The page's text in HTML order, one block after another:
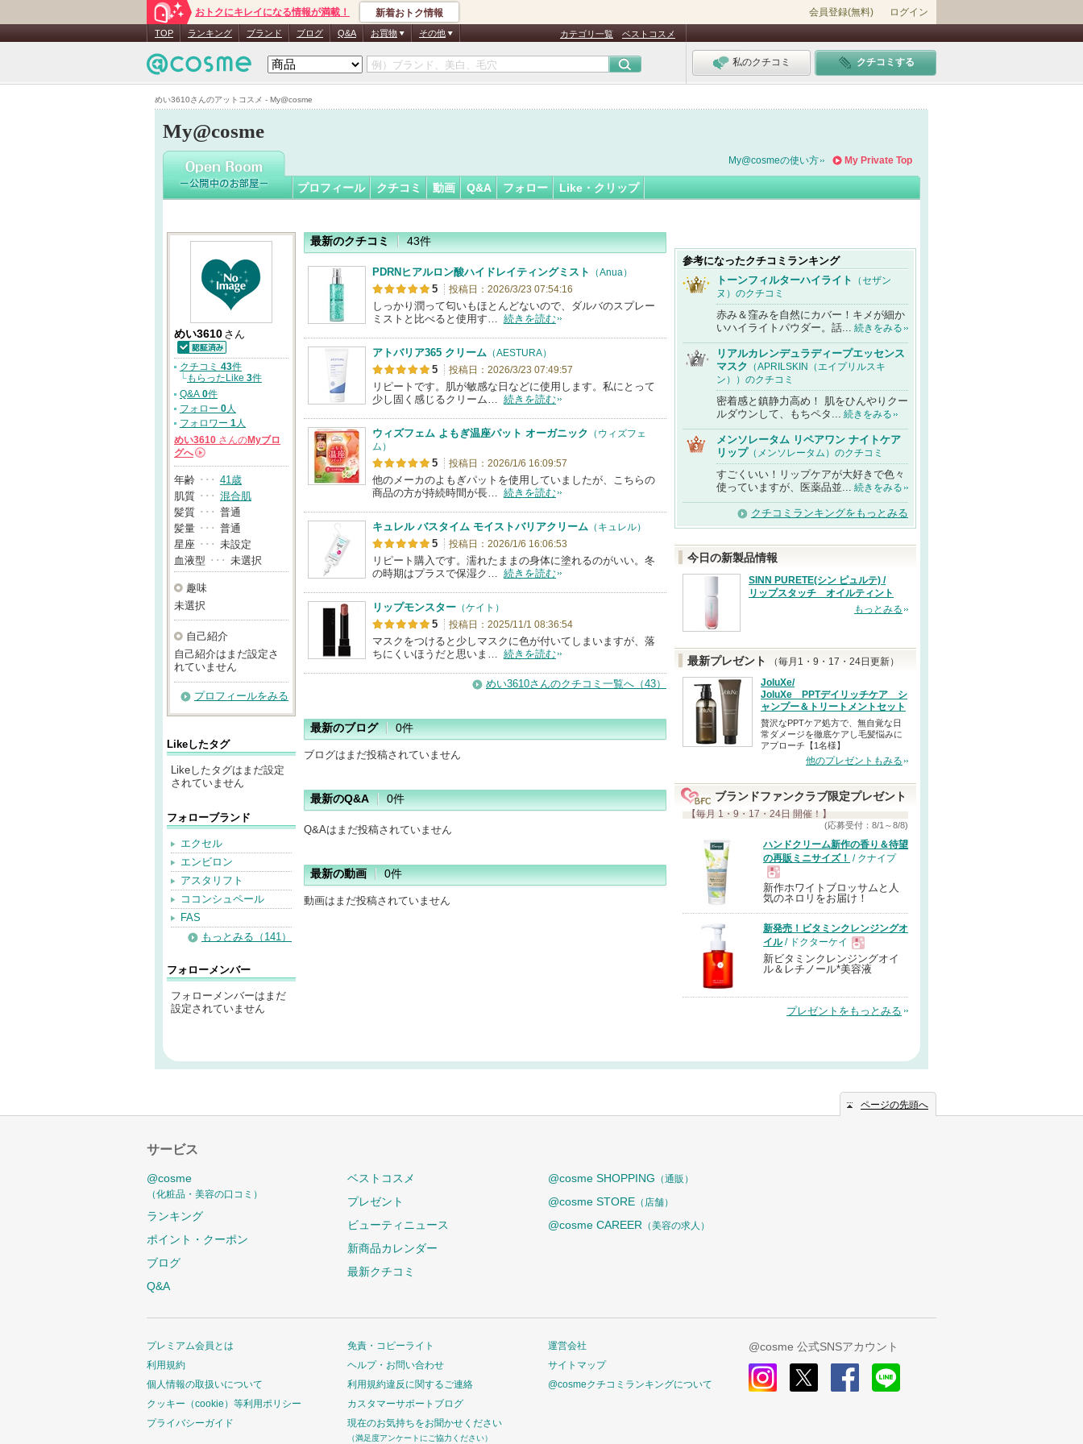
めい3610さんのアットコスメ - My@cosme
おトクにキレイになる情報が満載！ 新着おトク情報 会員登録(無料) ログイン
TOP ランキング ブランド ブログ Q&A お買物 その他 カテゴリ一覧 ベストコスメ
私のクチコミ クチコミする
My@cosme
めい3610さん
認
証
My Private Top
My@cosmeの使い方
プロフィール クチコミ 動画 Q&A フォロー Like・クリップ
めい3610 さん
認証済
クチコミ 43件
└もらったLike 3件
Q&A 0件
フォロー 0人
フォロワー 1人
めい3610 さんのMyブロ
グへ
→
年齢 ･･･ 41歳
肌質 ･･･ 混合肌
髪質 ･･･ 普通
髪量 ･･･ 普通
星座 ･･･ 未設定
血液型 ･･･ 未選択
趣味
未選択
自己紹介
自己紹介はまだ設定さ
れていません
プロフィールをみる
Likeしたタグ
Likeしたタグはまだ設定
されていません
フォローブランド
エクセル
エンビロン
アスタリフト
ココンシュペール
FAS
もっとみる（141）
フォローメンバー
フォローメンバーはまだ
設定されていません
最新のクチコミ 43件
PDRNヒアルロン酸ハイドレイティングミスト （Anua）
5 投稿日：2026/3/23 07:54:16
しっかり潤って匂いもほとんどないので、ダルバのスプレー
ミストと比べると使用す… 続きを読む
アトバリア365 クリーム （AESTURA）
5 投稿日：2026/3/23 07:49:57
リピートです。肌が敏感な日などに使用します。私にとって
少し固く感じるクリーム… 続きを読む
ウィズフェム よもぎ温座パット オーガニック （ウィズフェ
ム）
5 投稿日：2026/1/6 16:09:57
他のメーカのよもぎパットを使用していましたが、こちらの
商品の方が持続時間が長… 続きを読む
キュレル バスタイム モイストバリアクリーム （キュレル）
5 投稿日：2026/1/6 16:06:53
リピート購入です。濡れたままの身体に塗れるのがいい。冬
の時期はプラスで保湿ク… 続きを読む
リップモンスター （ケイト）
5 投稿日：2025/11/1 08:36:54
マスクをつけると少しマスクに色が付いてしまいますが、落
ちにくいほうだと思いま… 続きを読む
めい3610さんのクチコミ一覧へ（43）
最新のブログ 0件
ブログはまだ投稿されていません
最新のQ&A 0件
Q&Aはまだ投稿されていません
最新の動画 0件
動画はまだ投稿されていません
参考になったクチコミランキング
トーンフィルターハイライト
（セザン
ヌ）のクチコミ
赤み＆窪みを自然にカバー！キメが細か
いハイライトパウダー。話... 続きをみる
リアルカレンデュラディープエッセンス
マスク （APRILSKIN（エイプリルスキ
ン））のクチコミ
密着感と鎮静力高め！ 肌をひんやりクー
ルダウンして、もちペタ... 続きをみる
メンソレータム リペアワン ナイトケア
リップ（メンソレータム）のクチコミ
すごくいい！リップケアが大好きで色々
使っていますが、医薬品並... 続きをみる
クチコミランキングをもっとみる
今日の新製品情報
SINN PURETE(シン ピュルテ) /
リップスタッチ オイルティント
もっとみる
最新プレゼント
（毎月1・9・17・24日更新）
JoluXe/
JoluXe PPTデイリッチケア シ
ャンプー＆トリートメントセット
贅沢なPPTケア処方で、無自覚な日
常ダメージを徹底ケアし毛髪悩みに
アプローチ【1名様】
他のプレゼントもみる
ブランドファンクラブ限定プレゼント
【毎月 1・9・17・24日 開催！】
(応募受付：8/1～8/8)
ハンドクリーム新作の香り＆待望
の再販ミニサイズ！
/ クナイプ
現
品
新作ホワイトブロッサムと人
気のネロリをお届け！
新発売！ビタミンクレンジングオ
イル/ ドクターケイ
現
品
新ビタミンクレンジングオイ
ル＆レチノール*美容液
プレゼントをもっとみる
ページの先頭へ
サービス
@cosme
（化粧品・美容の口コミ）
ランキング
ポイント・クーポン
ブログ
Q&A
ベストコスメ
プレゼント
ビューティニュース
新商品カレンダー
最新クチコミ
@cosme SHOPPING （通販）
@cosme STORE （店舗）
@cosme CAREER （美容の求人）
プレミアム会員とは
利用規約
個人情報の取扱いについて
クッキー（cookie）等利用ポリシー
プライバシーガイド
免責・コピーライト
ヘルプ・お問い合わせ
利用規約違反に関するご連絡
カスタマーサポートブログ
現在のお気持ちをお聞かせください
（満足度アンケートにご協力ください）
運営会社
サイトマップ
@cosmeクチコミランキングについて
@cosme 公式SNSアカウント